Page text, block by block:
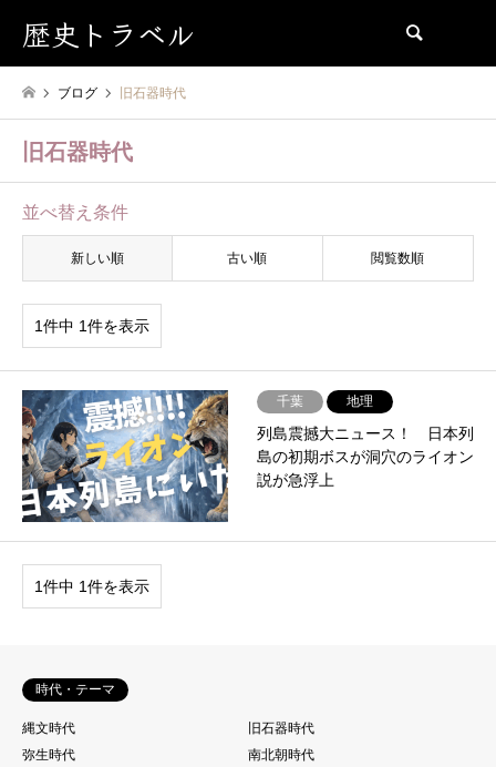
歴史トラベル
ブログ 旧石器時代
旧石器時代
並べ替え条件
新しい順 古い順 閲覧数順
1件中 1件を表示
千葉 地理
列島震撼大ニュース！ 日本列
島の初期ボスが洞穴のライオン
説が急浮上
1件中 1件を表示
時代・テーマ
縄文時代
旧石器時代
弥生時代
南北朝時代